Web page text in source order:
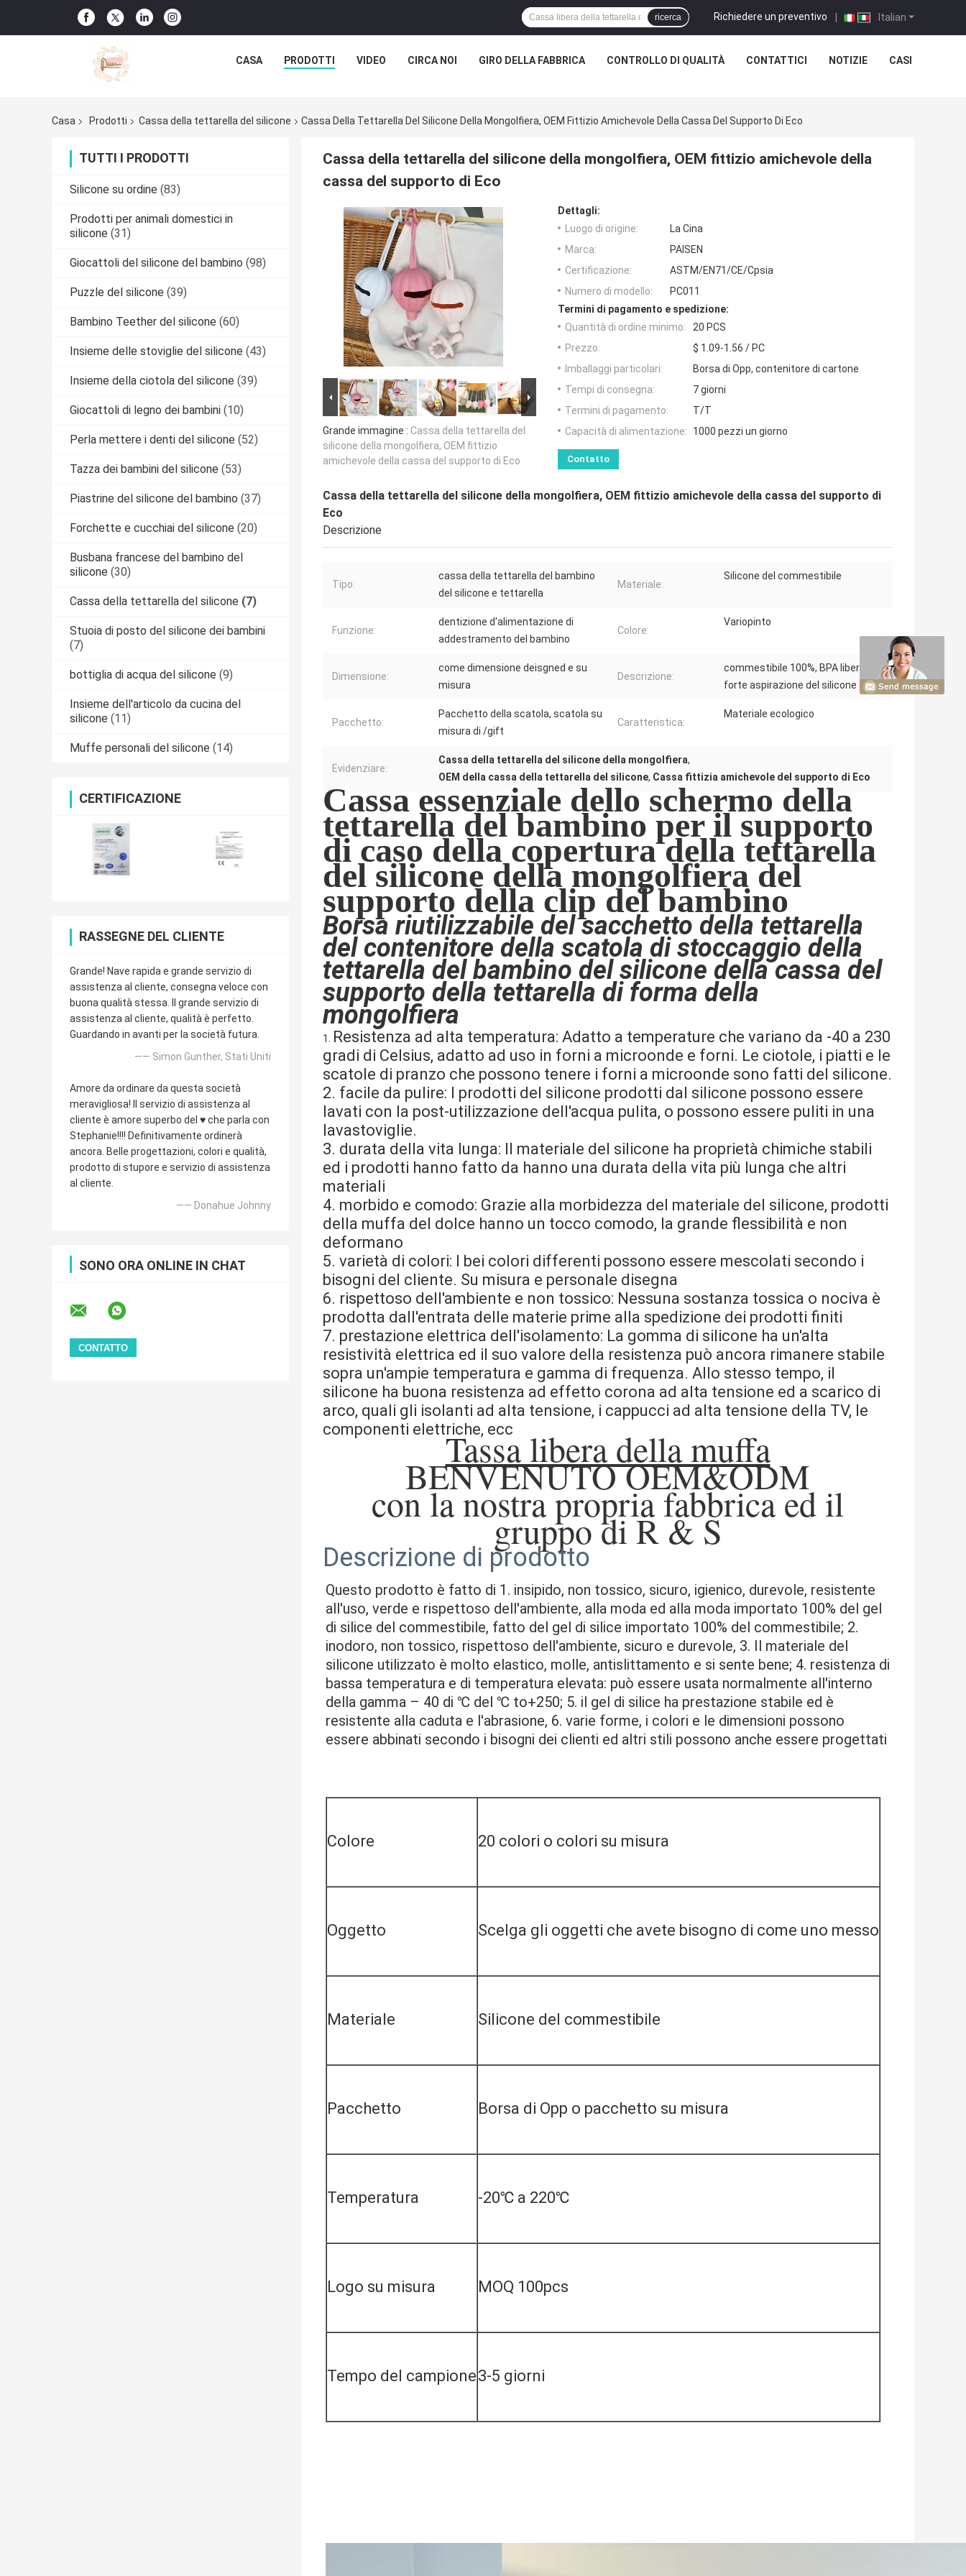
Italian
Richiedere un preventivo |
ricerca
CASA PRODOTTI VIDEO CIRCA NOI GIRO DELLA FABBRICA CONTROLLO DI QUALITÀ CONTATTICI NOTIZIE CASI
Casa Prodotti Cassa della tettarella del silicone Cassa Della Tettarella Del Silicone Della Mongolfiera, OEM Fittizio Amichevole Della Cassa Del Supporto Di Eco
TUTTI I PRODOTTI
Silicone su ordine (83)
Prodotti per animali domestici in
silicone (31)
Giocattoli del silicone del bambino (98)
Puzzle del silicone (39)
Bambino Teether del silicone (60)
Insieme delle stoviglie del silicone (43)
Insieme della ciotola del silicone (39)
Giocattoli di legno dei bambini (10)
Perla mettere i denti del silicone (52)
Tazza dei bambini del silicone (53)
Piastrine del silicone del bambino (37)
Forchette e cucchiai del silicone (20)
Busbana francese del bambino del
silicone (30)
Cassa della tettarella del silicone (7)
Stuoia di posto del silicone dei bambini
(7)
bottiglia di acqua del silicone (9)
Insieme dell'articolo da cucina del
silicone (11)
Muffe personali del silicone (14)
CERTIFICAZIONE
RASSEGNE DEL CLIENTE
Grande! Nave rapida e grande servizio di
assistenza al cliente, consegna veloce con
buona qualità stessa. Il grande servizio di
assistenza al cliente, qualità è perfetto.
Guardando in avanti per la società futura.
—— Simon Gunther, Stati Uniti
Amore da ordinare da questa società
meravigliosa! Il servizio di assistenza al
cliente è amore superbo del ♥️ che parla con
Stephanie!!!! Definitivamente ordinerà
ancora. Belle progettazioni, colori e qualità,
prodotto di stupore e servizio di assistenza
al cliente.
—— Donahue Johnny
SONO ORA ONLINE IN CHAT
Cassa della tettarella del silicone della mongolfiera, OEM fittizio amichevole della
cassa del supporto di Eco
Grande immagine : Cassa della tettarella del
silicone della mongolfiera, OEM fittizio
amichevole della cassa del supporto di Eco
Dettagli:
Luogo di origine:
La Cina
Marca:
PAISEN
Certificazione:
ASTM/EN71/CE/Cpsia
Numero di modello:
PC011
Termini di pagamento e spedizione:
Quantità di ordine minimo:
20 PCS
Prezzo:
$ 1.09-1.56 / PC
Imballaggi particolari:
Borsa di Opp, contenitore di cartone
Tempi di consegna:
7 giorni
Termini di pagamento:
T/T
Capacità di alimentazione:
1000 pezzi un giorno
Contatto
Cassa della tettarella del silicone della mongolfiera, OEM fittizio amichevole della cassa del supporto di
Eco
Descrizione
Tipo:
cassa della tettarella del bambino
del silicone e tettarella
Materiale:
Silicone del commestibile
Funzione:
dentizione d'alimentazione di
addestramento del bambino
Colore:
Variopinto
Dimensione:
come dimensione deisgned e su
misura
Descrizione:
commestibile 100%, BPA libero,
forte aspirazione del silicone
Pacchetto:
Pacchetto della scatola, scatola su
misura di /gift
Caratteristica:
Materiale ecologico
Evidenziare:
Cassa della tettarella del silicone della mongolfiera,
OEM della cassa della tettarella del silicone, Cassa fittizia amichevole del supporto di Eco
Cassa essenziale dello schermo della
tettarella del bambino per il supporto
di caso della copertura della tettarella
del silicone della mongolfiera del
supporto della clip del bambino
Borsa riutilizzabile del sacchetto della tettarella
del contenitore della scatola di stoccaggio della
tettarella del bambino del silicone della cassa del
supporto della tettarella di forma della
mongolfiera
1. Resistenza ad alta temperatura: Adatto a temperature che variano da -40 a 230
gradi di Celsius, adatto ad uso in forni a microonde e forni. Le ciotole, i piatti e le
scatole di pranzo che possono tenere i forni a microonde sono fatti del silicone.
2. facile da pulire: I prodotti del silicone prodotti dal silicone possono essere
lavati con la post-utilizzazione dell'acqua pulita, o possono essere puliti in una
lavastoviglie.
3. durata della vita lunga: Il materiale del silicone ha proprietà chimiche stabili
ed i prodotti hanno fatto da hanno una durata della vita più lunga che altri
materiali
4. morbido e comodo: Grazie alla morbidezza del materiale del silicone, prodotti
della muffa del dolce hanno un tocco comodo, la grande flessibilità e non
deformano
5. varietà di colori: I bei colori differenti possono essere mescolati secondo i
bisogni del cliente. Su misura e personale disegna
6. rispettoso dell'ambiente e non tossico: Nessuna sostanza tossica o nociva è
prodotta dall'entrata delle materie prime alla spedizione dei prodotti finiti
7. prestazione elettrica dell'isolamento: La gomma di silicone ha un'alta
resistività elettrica ed il suo valore della resistenza può ancora rimanere stabile
sopra un'ampie temperatura e gamma di frequenza. Allo stesso tempo, il
silicone ha buona resistenza ad effetto corona ad alta tensione ed a scarico di
arco, quali gli isolanti ad alta tensione, i cappucci ad alta tensione della TV, le
componenti elettriche, eccTassa libera della muffa
BENVENUTO OEM&ODM
con la nostra propria fabbrica edil
gruppo di R & S
Descrizione di prodotto
Questo prodotto è fatto di 1. insipido, non tossico, sicuro, igienico, durevole, resistente
all'uso, verde e rispettoso dell'ambiente, alla moda ed alla moda importato 100% del gel
di silice del commestibile, fatto del gel di silice importato 100% del commestibile; 2.
inodoro, non tossico, rispettoso dell'ambiente, sicuro e durevole, 3. Il materiale del
silicone utilizzato è molto elastico, molle, antislittamento e si sente bene; 4. resistenza di
bassa temperatura e di temperatura elevata: può essere usata normalmente all'interno
della gamma – 40 di ℃ del ℃ to+250; 5. il gel di silice ha prestazione stabile ed è
resistente alla caduta e l'abrasione, 6. varie forme, i colori e le dimensioni possono
essere abbinati secondo i bisogni dei clienti ed altri stili possono anche essere progettati
Colore 20 colori o colori su misura
Oggetto Scelga gli oggetti che avete bisogno di come uno messo
Materiale Silicone del commestibile
Pacchetto Borsa di Opp o pacchetto su misura
Temperatura -20℃ a 220℃
Logo su misura MOQ 100pcs
Tempo del campione3-5 giorni